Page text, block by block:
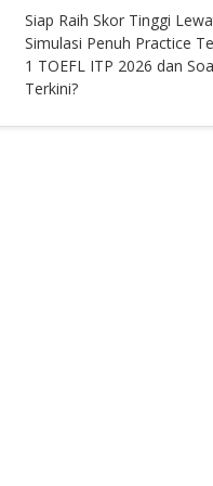
Siap Raih Skor Tinggi
Simulasi Penuh Practice
1 TOEFL ITP 2026 dan
Terkini?